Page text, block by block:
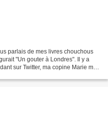
parlais de mes livres chouchous
"Un gouter à Londres". Il y a
sur Twitter, ma copine Marie me